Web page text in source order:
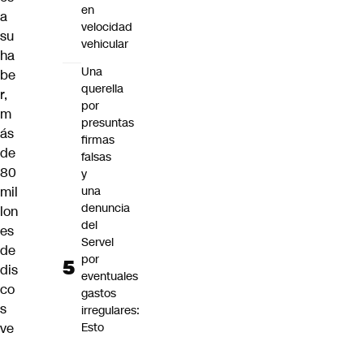
a
su
ha
be
r,
m
ás
de
80
mil
lon
es
de
dis
co
s
ve
en
velocidad
vehicular
Una
querella
por
presuntas
firmas
falsas
y
una
denuncia
del
Servel
por
eventuales
gastos
irregulares:
Esto